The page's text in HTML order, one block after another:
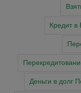
Кредит
Деньги в долг